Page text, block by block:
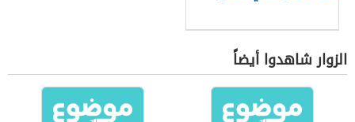
الزوار شاهدوا أيضاً